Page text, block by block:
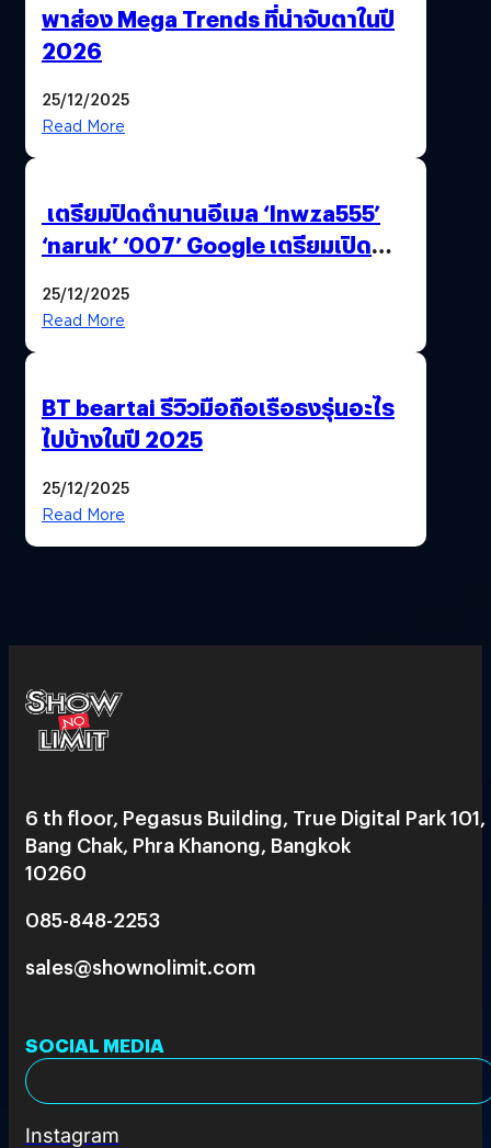
พาส่อง Mega Trends ที่น่าจับตาในปี
2026
25/12/2025
Read More
เตรียมปิดตำนานอีเมล ‘lnwza555’
‘naruk’ ‘007’ Google เตรียมเปิด
25/12/2025
Read More
BT beartai รีวิวมือถือเรือธงรุ่นอะไร
ไปบ้างในปี 2025
25/12/2025
Read More
6 th floor, Pegasus Building, True Digital Park 101,
Bang Chak, Phra Khanong, Bangkok
10260
085-848-2253
sales@shownolimit.com
SOCIAL MEDIA
Instagram